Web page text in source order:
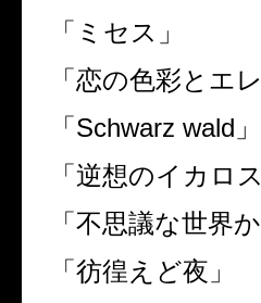
「ミセス」
「恋の色彩とエ
「 Schwarz wald 」
「逆想のイカロス
「不思議な世界
「彷徨えど夜」